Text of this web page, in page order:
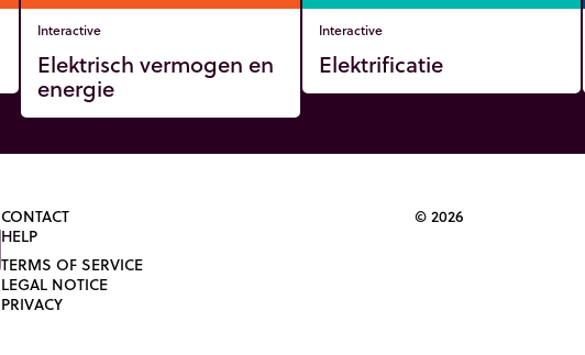
Interactive
Elektrisch vermogen en
energie
Interactive
Elektrificatie
CONTACT
HELP
TERMS OF SERVICE
LEGAL NOTICE
PRIVACY
© 2026